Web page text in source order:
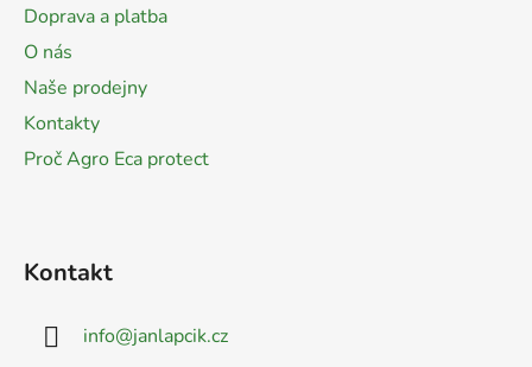
Doprava a platba
O nás
Naše prodejny
Kontakty
Proč Agro Eca protect
Kontakt
info@janlapcik.cz